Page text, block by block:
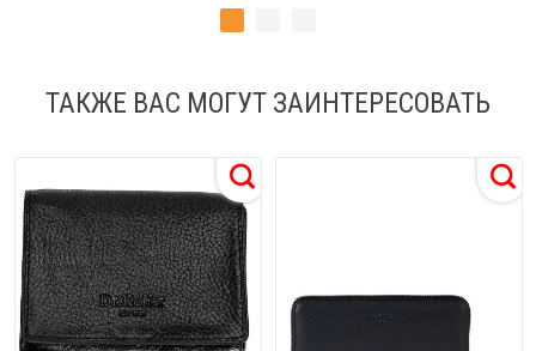
ТАКЖЕ ВАС МОГУТ ЗАИНТЕРЕСОВАТЬ